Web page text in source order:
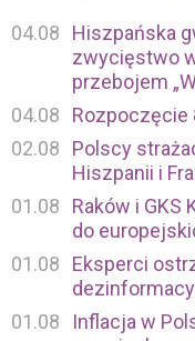
04.08
Hiszpańska
zwycięstwo
przebojem
04.08
Rozpoczęcie
02.08
Polscy
Hiszpanii i
01.08
Raków i GKS
do
01.08
Eksperci
01.08
Inflacja w